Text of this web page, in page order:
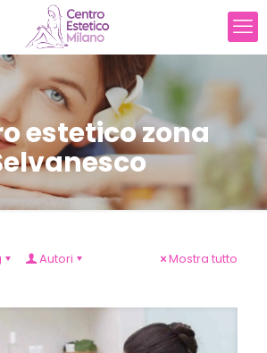
estetico zona
Autori Mostra tutto